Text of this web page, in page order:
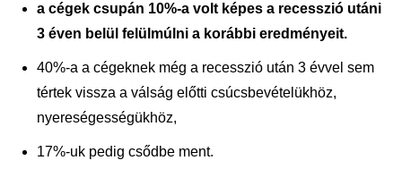
a cégek csupán 10%-a volt képes a recesszió utáni
3 éven belül felülmúlni a korábbi eredményeit.
40%-a a cégeknek még a recesszió után 3 évvel sem
tértek vissza a válság előtti csúcsbevételükhöz,
nyereségességükhöz,
17%-uk pedig csődbe ment.